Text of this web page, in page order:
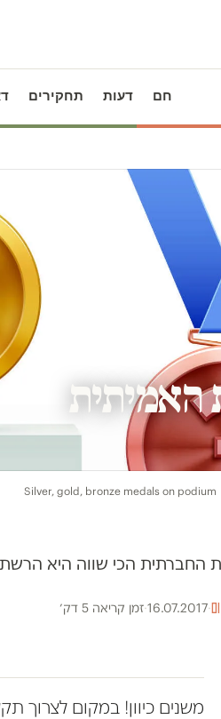
חם דעות תחקירים
האמיתית
Silver, gold, bronze medals on podium
הכי שווה היא הרשת
·
16.07.2017
·זמן קריאה 5 דק׳
משנים כיוון! במקום לצרוך